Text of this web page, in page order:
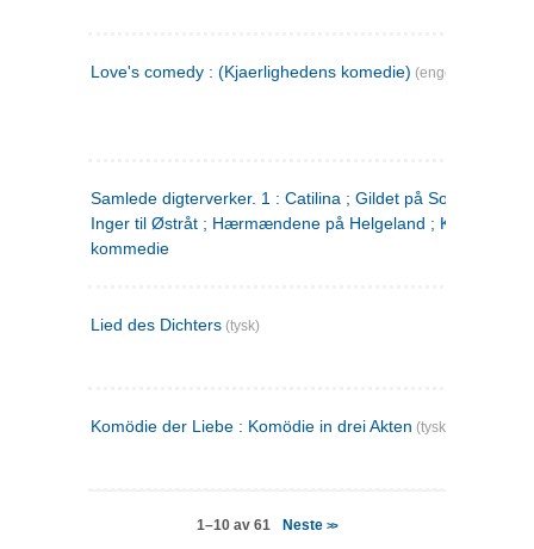
Love's comedy : (Kjaerlighedens komedie) (engelsk)
Samlede digterverker. 1 : Catilina ; Gildet på Solhaug ; Fru
Inger til Østråt ; Hærmændene på Helgeland ;
kommedie
Lied des Dichters (tysk)
Komödie der Liebe : Komödie in drei Akten (tysk)
1–10 av 61 Neste>>